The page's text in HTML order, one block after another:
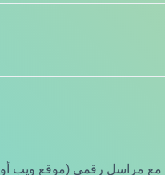
مع مراسل رقمي (موقع ويب أو